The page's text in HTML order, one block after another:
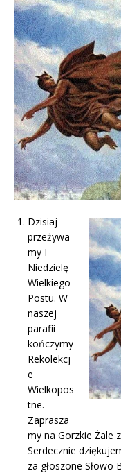
Dzisiaj
przeżywa
my I
Niedzielę
Wielkiego
Postu. W
naszej
parafii
kończymy
Rekolekcj
e
Wielkopos
tne.
Zaprasza
my na Gorzkie Żale
Serdecznie
za głoszone Słowo